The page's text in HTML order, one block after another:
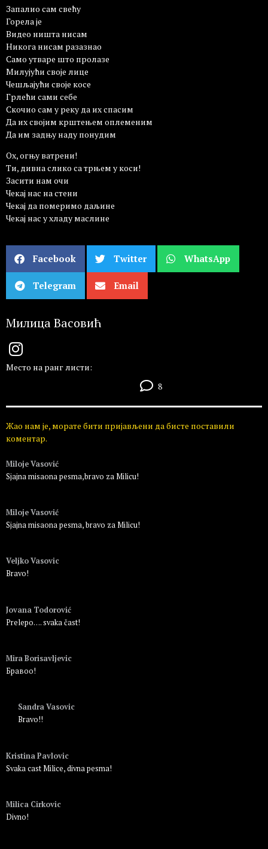
Запалио сам свећу
Горела је
Видео ништа нисам
Никога нисам разазнао
Само утваре што пролазе
Милујући своје лице
Чешљајући своје косе
Грлећи сами себе
Скочио сам у реку да их спасим
Да их својим крштењем оплеменим
Да им задњу наду понудим
Ох, огњу ватрени!
Ти, дивна слико са трњем у коси!
Засити нам очи
Чекај нас на стени
Чекај да померимо даљине
Чекај нас у хладу маслине
Facebook Twitter WhatsApp
Telegram Email
Милица Васовић
Место на ранг листи:
8
Жао нам је, морате бити пријављени да бисте поставили
коментар.
Miloje Vasović
Sjajna misaona pesma,bravo za Milicu!
Miloje Vasović
Sjajna misaona pesma, bravo za Milicu!
Veljko Vasovic
Bravo!
Jovana Todorović
Prelepo…. svaka čast!
Mira Borisavljevic
Бравоо!
Sandra Vasovic
Bravo!!
Kristina Pavlovic
Svaka cast Milice, divna pesma!
Milica Cirkovic
Divno!